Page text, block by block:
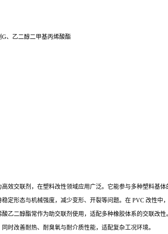
G、乙二醇二甲基丙烯酸酯
效交联剂，在塑料改性领域应用广泛。它能参与多种塑料基
定形态与机械强度，减少变形、开裂等问题。在 PVC 改性中
乙二醇酯常作为助交联剂使用，适配多种橡胶体系的交联改
时改善耐热、耐臭氧与耐介质性能，适配复杂工况环境。